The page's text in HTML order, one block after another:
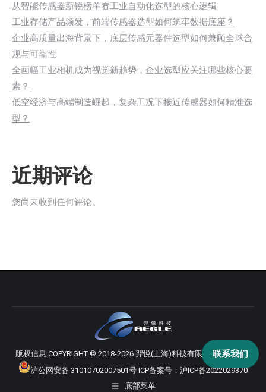
从智能传感器新锐榜单看工业自动化选型的核心逻辑
工业存储产品频发，前端传感器选型如何筑牢数据底座？
企业高质量出海背景下，底层传感元器件选型如何兼顾全球合
规与可靠性
全画幅工业相机成为视觉新趋势，企业选型应关注哪些核心要
素？
低空经济与高端制造崛起，复杂工况下接近传感器如何精准选
型？
近期评论
您尚未收到任何评论。
版权信息 COPYRIGHT © 2018-2026 羿悦(上海)科技有限公司 版权所有
沪公网安备 31010702007501号 ICP备案号： 沪ICP备2022029370
底部菜单
联系我们